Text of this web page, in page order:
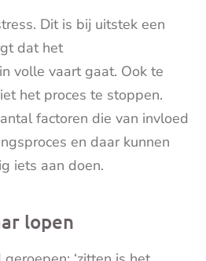
Dit is bij uitstek een
dat het
volle vaart gaat. Ook te
het proces te stoppen.
factoren die van invloed
en daar kunnen
iets aan doen.
lopen